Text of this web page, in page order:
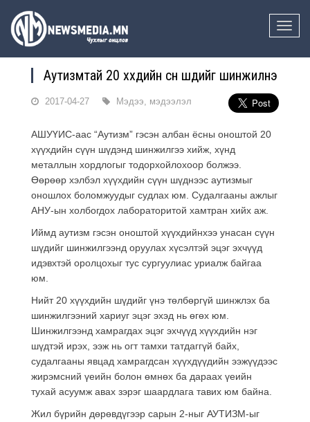
Toggle
Аутизмтай 20 хүүхдийн сүүн шүдийг шинжилнэ
2017-04-27 Мэдээ, мэдээлэл
АШУҮИС-аас “Аутизм” гэсэн албан ёсны оноштой 20
хүүхдийн сүүн шүдэнд шинжилгээ хийж, хүнд
металлын хордлогыг тодорхойлохоор болжээ.
Өөрөөр хэлбэл хүүхдийн сүүн шүднээс аутизмыг
оношлох боломжуудыг судлах юм. Судалгааны ажлыг
АНУ-ын холбогдох лабораторитой хамтран хийх аж.
Иймд аутизм гэсэн оноштой хүүхдийнхээ унасан сүүн
шүдийг шинжилгээнд оруулах хүсэлтэй эцэг эхчүүд
идэвхтэй оролцохыг тус сургуулиас уриалж байгаа
юм.
Нийт 20 хүүхдийн шүдийг үнэ төлбөргүй шинжлэх ба
шинжилгээний хариуг эцэг эхэд нь өгөх юм.
Шинжилгээнд хамрагдах эцэг эхчүүд хүүхдийн нэг
шүдтэй ирэх, ээж нь огт тамхи татдаггүй байх,
судалгааны явцад хамрагдсан хүүхдүүдийн ээжүүдээс
жирэмсний үеийн болон өмнөх ба дараах үеийн
тухай асуумж авах зэрэг шаардлага тавих юм байна.
Жил бүрийн дөрөвдүгээр сарын 2-ныг АУТИЗМ-ыг